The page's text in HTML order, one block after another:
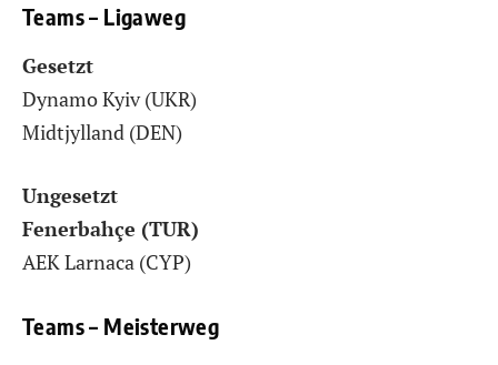
Teams – Ligaweg
Gesetzt
Dynamo Kyiv (UKR)
Midtjylland (DEN)
Ungesetzt
Fenerbahçe (TUR)
AEK Larnaca (CYP)
Teams – Meisterweg